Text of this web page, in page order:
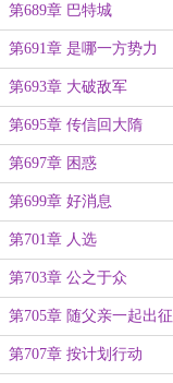
第689章 巴特城
第691章 是哪一方势力
第693章 大破敌军
第695章 传信回大隋
第697章 困惑
第699章 好消息
第701章 人选
第703章 公之于众
第705章 随父亲一起出征
第707章 按计划行动